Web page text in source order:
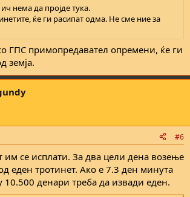
нема да пројде тука.
ќе ги расипат одма. Не сме ние за
ГПС примопредавател опремени, ќе ги
земја.
#6
се исплати. За два цели дена возење
еден тротинет. Ако е 7.3 ден минута
10.500 денари треба да извади еден.